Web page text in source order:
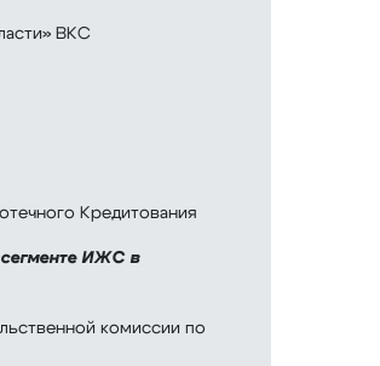
ВКС
Кредитования
сегменте ИЖС в
комиссии по